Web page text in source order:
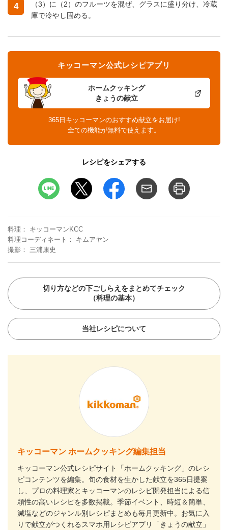
4
（3）に（2）のフルーツを混ぜ、グラスに盛り分け、冷蔵
庫で冷やし固める。
ホームクッキング
きょうの献立
キッコーマン公式レシピアプリ
365日キッコーマンのおすすめ献立をお届け!
全ての機能が無料で使えます。
レシピをシェアする
料理
キッコーマンKCC
料理コーディネート
キムアヤン
撮影
三浦康史
切り方などの下ごしらえをまとめてチェック
（料理の基本）
当社レシピについて
キッコーマン ホームクッキング編集担当
キッコーマン公式レシピサイト「ホームクッキング」のレシ
ピコンテンツを編集。旬の食材を生かした献立を365日提案
し、プロの料理家とキッコーマンのレシピ開発担当による信
頼性の高いレシピを多数掲載。季節イベント、時短＆簡単、
減塩などのジャンル別レシピまとめも毎月更新中。お気に入
りで献立がつくれるスマホ用レシピアプリ「きょうの献立」